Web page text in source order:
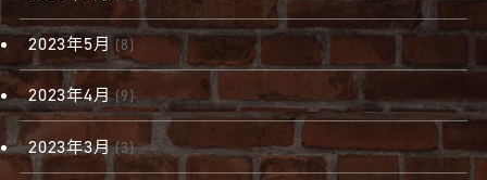
2023年5月 (8)
2023年4月(9)
2023年3月(3)